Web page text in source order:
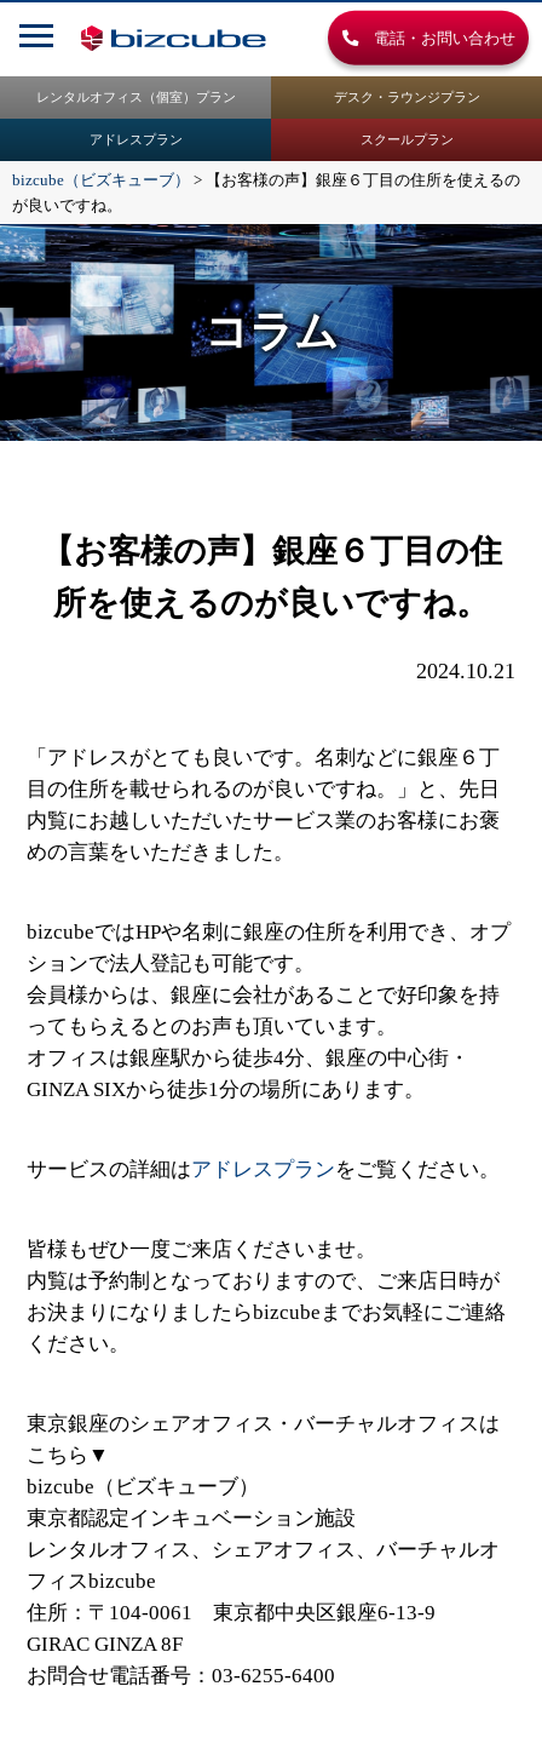
電話・お問い合わせ
レンタルオフィス（個室）プラン デスク・ラウンジプラン
アドレスプラン スクールプラン
bizcube（ビズキューブ） >
【お客様の声】銀座６丁目の住所を使えるの
が良いですね。
コラム
【お客様の声】銀座６丁目の住
所を使えるのが良いですね。
2024.10.21
「アドレスがとても良いです。名刺などに銀座６丁
目の住所を載せられるのが良いですね。」と、先日
内覧にお越しいただいたサービス業のお客様にお褒
めの言葉をいただきました。
bizcubeではHPや名刺に銀座の住所を利用でき、オプ
ションで法人登記も可能です。
会員様からは、銀座に会社があることで好印象を持
ってもらえるとのお声も頂いています。
オフィスは銀座駅から徒歩4分、銀座の中心街・
GINZA SIXから徒歩1分の場所にあります。
サービスの詳細はアドレスプランをご覧ください。
皆様もぜひ一度ご来店くださいませ。
内覧は予約制となっておりますので、ご来店日時が
お決まりになりましたらbizcubeまでお気軽にご連絡
ください。
東京銀座のシェアオフィス・バーチャルオフィスは
こちら▼
bizcube（ビズキューブ）
東京都認定インキュベーション施設
レンタルオフィス、シェアオフィス、バーチャルオ
フィスbizcube
住所：〒104-0061 東京都中央区銀座6-13-9
GIRAC GINZA 8F
お問合せ電話番号：03-6255-6400